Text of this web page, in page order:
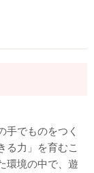
手でものをつく
る力」を育むこ
環境の中で、遊